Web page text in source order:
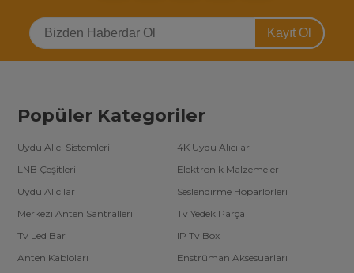
Kayıt Ol
Popüler Kategoriler
Uydu Alıcı Sistemleri
4K Uydu Alıcılar
LNB Çeşitleri
Elektronik Malzemeler
Uydu Alıcılar
Seslendirme Hoparlörleri
Merkezi Anten Santralleri
Tv Yedek Parça
Tv Led Bar
IP Tv Box
Anten Kabloları
Enstrüman Aksesuarları